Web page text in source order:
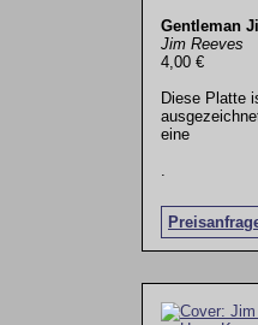
Gentleman
Jim Reeves
4,00 €
Diese Platte
eine